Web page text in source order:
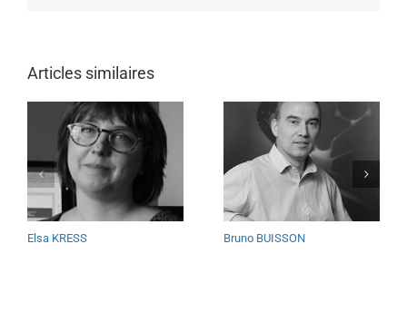
Articles similaires
Elsa KRESS Bruno BUISSON